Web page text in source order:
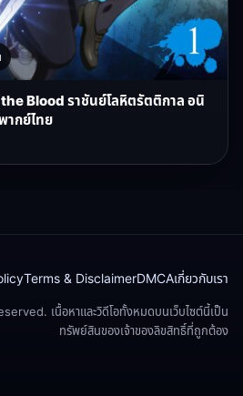
Blood ราชันย์โลหิตรัตติกาล อนิ
ากย์ไทย
Terms & DisclaimerDMCAเกี่ยวกับเรา
เนื้อหาและวิดีโอทั้งหมดบนเว็บไซต์นี้เป็น
ทรัพย์สินของเจ้าของลิขสิทธิ์ที่ถูกต้อง